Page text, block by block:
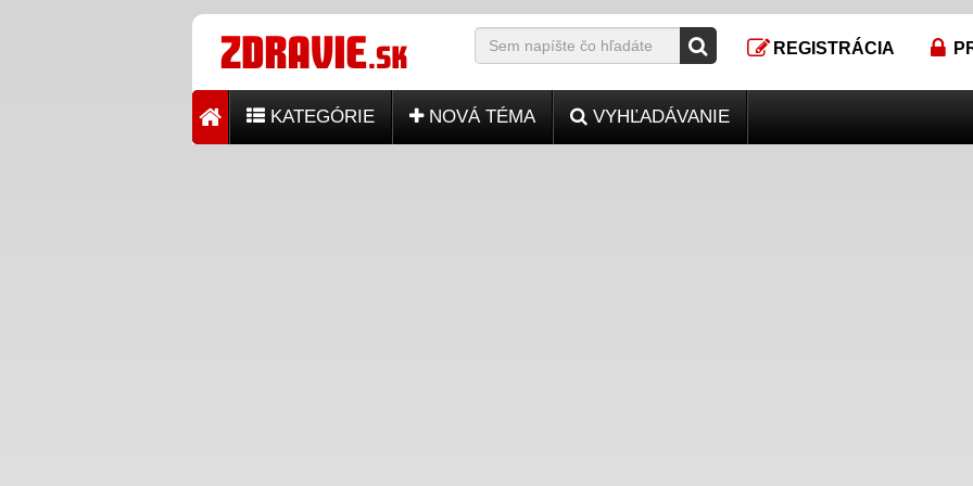
REGISTRÁCIA
KATEGÓRIE NOVÁ TÉMA VYHĽADÁVANIE